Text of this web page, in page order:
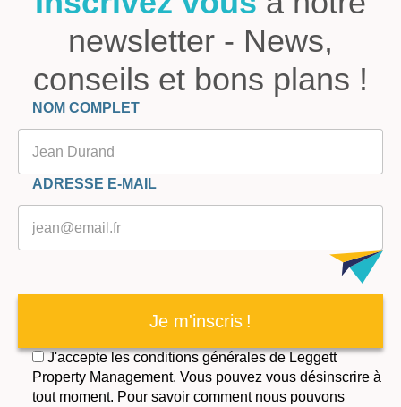
newsletter - News,
conseils et bons plans !
Veuillez laisser ce champ vide.
NOM COMPLET
ADRESSE E-MAIL
Je m'inscris !
J'accepte les conditions générales de Leggett
Property Management. Vous pouvez vous désinscrire à
tout moment. Pour savoir comment nous pouvons